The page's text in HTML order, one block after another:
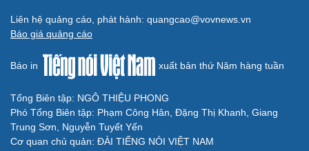
Liên hệ quảng cáo, phát hành: quangcao@vovnews.vn
Báo giá quảng cáo
Báo in xuất bản thứ Năm hàng tuần
Tổng Biên tập: NGÔ THIỆU PHONG
Phó Tổng Biên tập: Phạm Công Hân, Đặng Thị Khanh, Giang
Trung Sơn, Nguyễn Tuyết Yến
Cơ quan chủ quản: ĐÀI TIẾNG NÓI VIỆT NAM